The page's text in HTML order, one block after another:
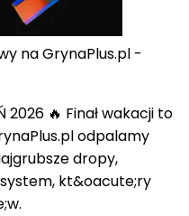
na GrynaPlus.pl -
2026 🔥 Finał wakacji to
odpalamy
dropy,
kt&oacute;ry